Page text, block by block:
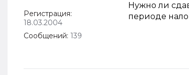
Регистрация:
18.03.2004
Сообщений: 139
Нужно ли
периоде